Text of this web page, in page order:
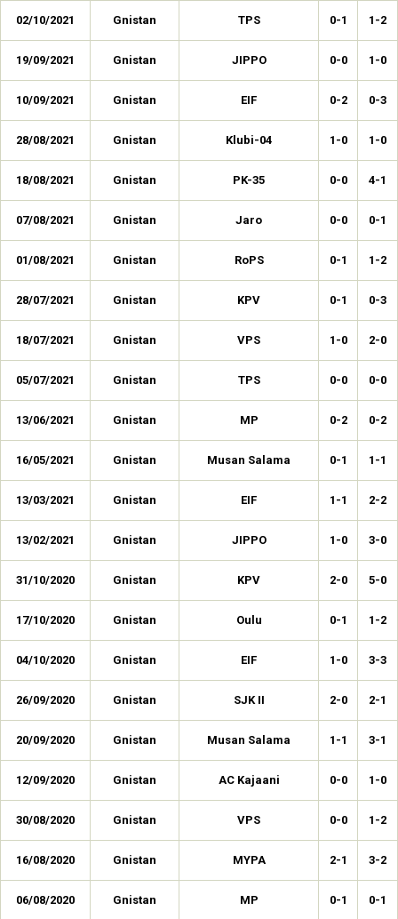
02/10/2021 Gnistan TPS 0-1 1-2
19/09/2021 Gnistan JIPPO 0-0 1-0
10/09/2021 Gnistan EIF 0-2 0-3
28/08/2021 Gnistan Klubi-04 1-0 1-0
18/08/2021 Gnistan PK-35 0-0 4-1
07/08/2021 Gnistan Jaro 0-0 0-1
01/08/2021 Gnistan RoPS 0-1 1-2
28/07/2021 Gnistan KPV 0-1 0-3
18/07/2021 Gnistan VPS 1-0 2-0
05/07/2021 Gnistan TPS 0-0 0-0
13/06/2021 Gnistan MP 0-2 0-2
16/05/2021 Gnistan Musan Salama 0-1 1-1
13/03/2021 Gnistan EIF 1-1 2-2
13/02/2021 Gnistan JIPPO 1-0 3-0
31/10/2020 Gnistan KPV 2-0 5-0
17/10/2020 Gnistan Oulu 0-1 1-2
04/10/2020 Gnistan EIF 1-0 3-3
26/09/2020 Gnistan SJK II 2-0 2-1
20/09/2020 Gnistan Musan Salama 1-1 3-1
12/09/2020 Gnistan AC Kajaani 0-0 1-0
30/08/2020 Gnistan VPS 0-0 1-2
16/08/2020 Gnistan MYPA 2-1 3-2
06/08/2020 Gnistan MP 0-1 0-1